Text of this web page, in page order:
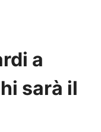
a
sarà il